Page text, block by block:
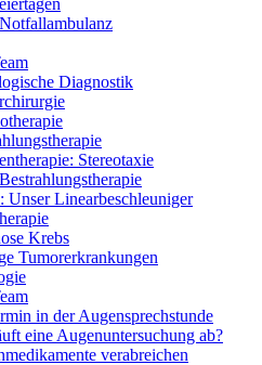
Diagnostik
Stereotaxie
Unser Linearbeschleuniger
Krebs
Tumorerkrankungen
in der Augensprechstunde
eine Augenuntersuchung ab?
verabreichen